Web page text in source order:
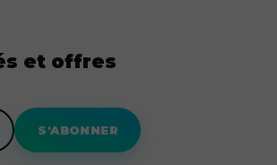
et offres
S'ABONNER